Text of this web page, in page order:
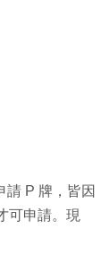
請 P 牌，皆因
可申請。現